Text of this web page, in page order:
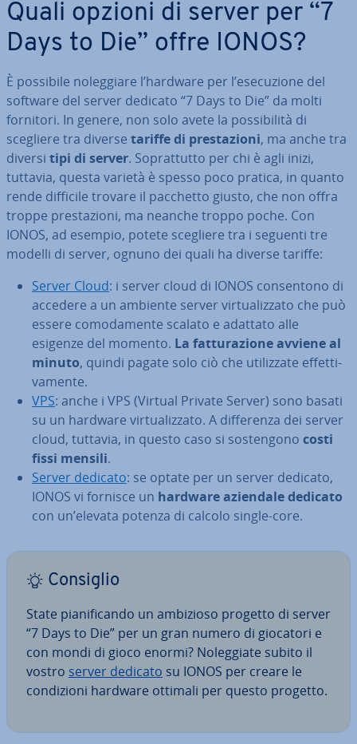
Quali opzioni di server per “7
Days to Die” offre IONOS?
È possibile no­leg­gia­re l’hardware per l’ese­cu­zio­ne del
software del server dedicato “7 Days to Die” da molti
fornitori. In genere, non solo avete la pos­si­bi­li­tà di
scegliere tra diverse tariffe di pre­sta­zio­ni, ma anche tra
diversi tipi di server. So­prat­tut­to per chi è agli inizi,
tuttavia, questa varietà è spesso poco pratica, in quanto
rende difficile trovare il pacchetto giusto, che non offra
troppe pre­sta­zio­ni, ma neanche troppo poche. Con
IONOS, ad esempio, potete scegliere tra i seguenti tre
modelli di server, ognuno dei quali ha diverse tariffe:
Server Cloud: i server cloud di IONOS con­sen­to­no di
accedere a un ambiente server vir­tua­liz­za­to che può
essere co­mo­da­men­te scalato e adattato alle
esigenze del momento. La fat­tu­ra­zio­ne avviene al
minuto, quindi pagate solo ciò che uti­liz­za­te ef­fet­ti­
va­men­te.
VPS: anche i VPS (Virtual Private Server) sono basati
su un hardware vir­tua­liz­za­to. A dif­fe­ren­za dei server
cloud, tuttavia, in questo caso si so­sten­go­no costi
fissi mensili.
Server dedicato: se optate per un server dedicato,
IONOS vi fornisce un hardware aziendale dedicato
con un’elevata potenza di calcolo single-core.
Consiglio
State pia­ni­fi­can­do un ambizioso progetto di server
“7 Days to Die” per un gran numero di giocatori e
con mondi di gioco enormi? No­leg­gia­te subito il
vostro server dedicato su IONOS per creare le
con­di­zio­ni hardware ottimali per questo progetto.